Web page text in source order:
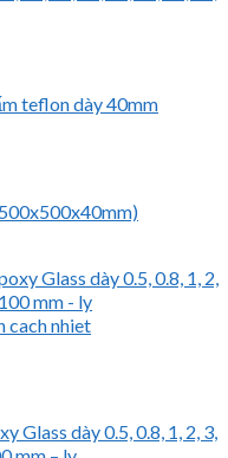
Glass dày 0.5, 0.8, 1, 2, 3,